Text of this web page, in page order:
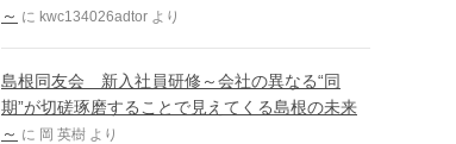
～ に kwc134026adtor より
島根同友会 新入社員研修～会社の異なる“同
期”が切磋琢磨することで見えてくる島根の未来
～ に 岡 英樹 より